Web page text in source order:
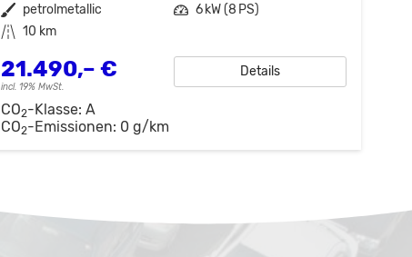
Außenfarbe petrolmetallic Leistung 6 kW (8 PS)
Kilometerstand 10 km
21.490,– €
incl. 19% MwSt.
Details
CO2-Klasse: A
CO2-Emissionen: 0 g/km